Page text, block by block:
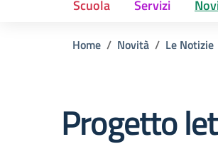
Scuola Servizi
Home Novità Le Notizie
Progetto